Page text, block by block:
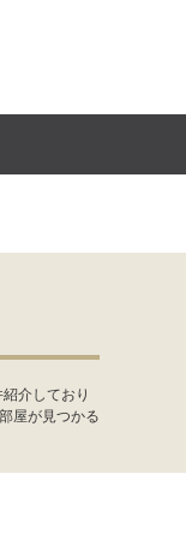
介しており
屋が見つかる